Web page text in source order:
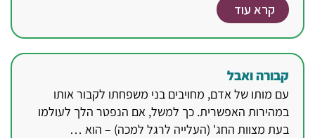
קרא עוד
קבורה ואבל
עם מותו של אדם, מחויבים בני משפחתו לקבור אותו
במהירות האפשרית. כך למשל, אם הנפטר הלך לעולמו
בעת מצוות החג' (העלייה לרגל למכה) – הוא …